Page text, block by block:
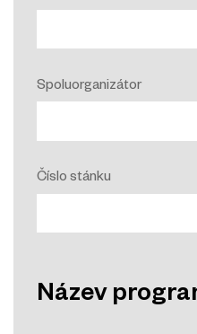
Spoluorganizátor
Číslo stánku
Název